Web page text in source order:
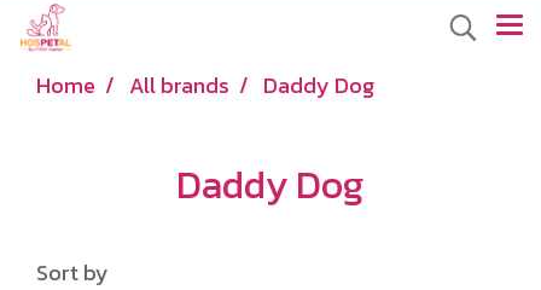
Home All brands Daddy Dog
Daddy Dog
Sort by